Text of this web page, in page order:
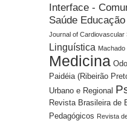
Interface -
Saúde Educação
Journal of Cardiovascular
Linguística Machado
Medicina
Paidéia (Ribeirão
Urbano e Regional
Revista Brasileira de
Pedagógicos Revista